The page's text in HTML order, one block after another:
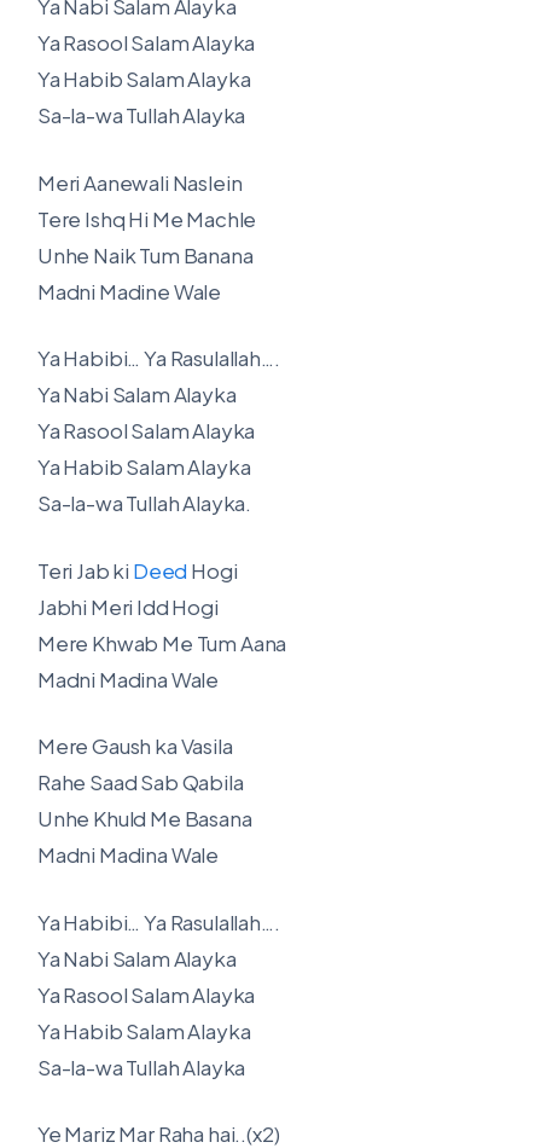
Ya Nabi Salam Alayka
Ya Rasool Salam Alayka
Ya Habib Salam Alayka
Sa-la-wa Tullah Alayka
Meri Aanewali Naslein
Tere Ishq Hi Me Machle
Unhe Naik Tum Banana
Madni Madine Wale
Ya Habibi… Ya Rasulallah….
Ya Nabi Salam Alayka
Ya Rasool Salam Alayka
Ya Habib Salam Alayka
Sa-la-wa Tullah Alayka.
Teri Jab ki Deed Hogi
Jabhi Meri Idd Hogi
Mere Khwab Me Tum Aana
Madni Madina Wale
Mere Gaush ka Vasila
Rahe Saad Sab Qabila
Unhe Khuld Me Basana
Madni Madina Wale
Ya Habibi… Ya Rasulallah….
Ya Nabi Salam Alayka
Ya Rasool Salam Alayka
Ya Habib Salam Alayka
Sa-la-wa Tullah Alayka
Ye Mariz Mar Raha hai..(x2)